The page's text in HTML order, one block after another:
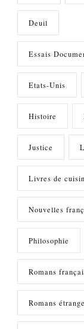
Deuil
Essais
Etats-Unis
Histoire
Justice
Livres de
Nouvelles
Philosophie
Romans
Romans